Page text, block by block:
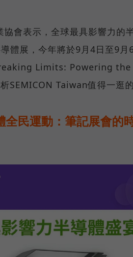
協會表示，全球最具影響力的
體展，今年將於9月4日至9
Limits: Powering the
SEMICON Taiwan值得一逛的
民運動：筆記展會的